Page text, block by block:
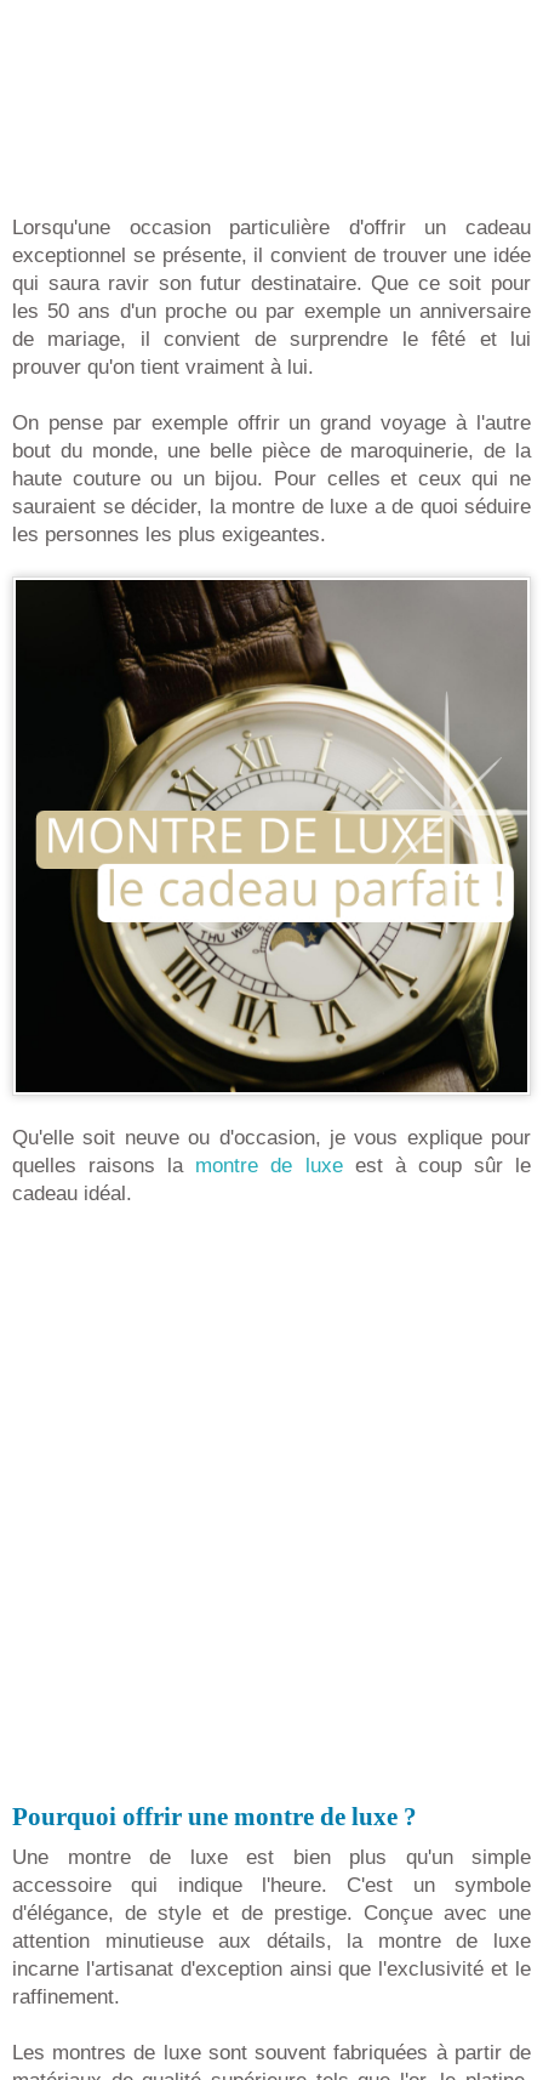
Lorsqu'une occasion particulière d'offrir un cadeau
exceptionnel se présente, il convient de trouver une idée
qui saura ravir son futur destinataire. Que ce soit pour
les 50 ans d'un proche ou par exemple un anniversaire
de mariage, il convient de surprendre le fêté et lui
prouver qu'on tient vraiment à lui.
On pense par exemple offrir un grand voyage à l'autre
bout du monde, une belle pièce de maroquinerie, de la
haute couture ou un bijou. Pour celles et ceux qui ne
sauraient se décider, la montre de luxe a de quoi séduire
les personnes les plus exigeantes.
Qu'elle soit neuve ou d'occasion, je vous explique pour
quelles raisons la montre de luxeest à coup sûr le
cadeau idéal.
Pourquoi offrir une montre de luxe ?
Une montre de luxe est bien plus qu'un simple
accessoire qui indique l'heure. C'est un symbole
d'élégance, de style et de prestige. Conçue avec une
attention minutieuse aux détails, la montre de luxe
incarne l'artisanat d'exception ainsi que l'exclusivité et le
raffinement.
Les montres de luxe sont souvent fabriquées à partir de